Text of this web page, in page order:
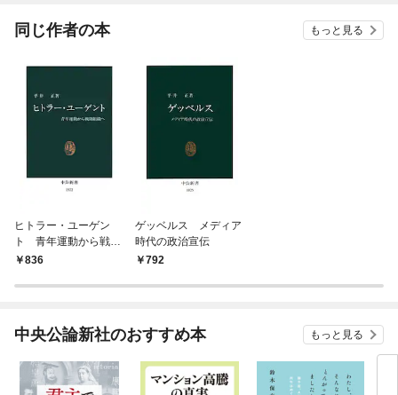
同じ作者の本 もっと見る
ヒトラー・ユーゲン
ト 青年運動から戦闘
組織へ
836
ゲッベルス メディア
時代の政治宣伝
792
中央公論新社のおすすめ本 もっと見る